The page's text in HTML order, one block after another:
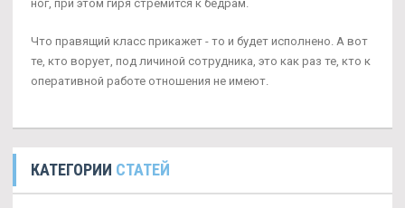
ног, при этом гиря стремится к бедрам.
Что правящий класс прикажет - то и будет исполнено. А вот
те, кто ворует, под личиной сотрудника, это как раз те, кто к
оперативной работе отношения не имеют.
КАТЕГОРИИ СТАТЕЙ